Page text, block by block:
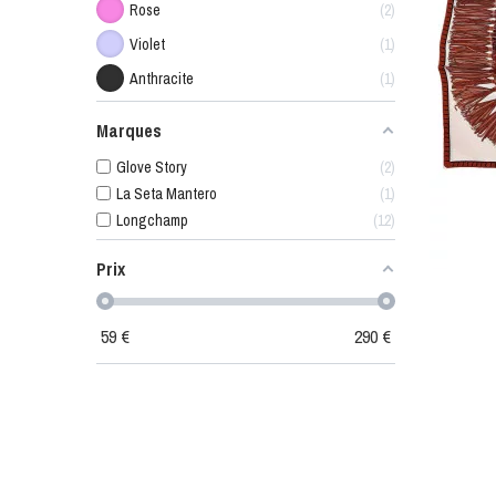
Rose
2
Violet
1
Anthracite
1
Marques
Glove Story
2
La Seta Mantero
1
Longchamp
12
Prix
59 € 290 €